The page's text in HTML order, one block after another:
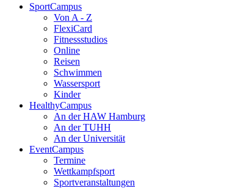
SportCampus
Von A - Z
FlexiCard
Fitnessstudios
Online
Reisen
Schwimmen
Wassersport
Kinder
HealthyCampus
An der HAW Hamburg
An der TUHH
An der Universität
EventCampus
Termine
Wettkampfsport
Sportveranstaltungen